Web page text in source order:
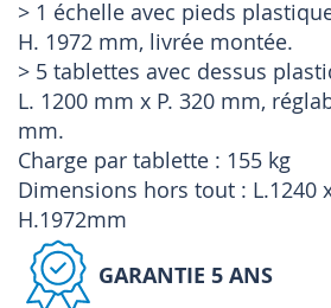
> 1 échelle avec pieds
H. 1972 mm, livrée montée.
> 5 tablettes avec dessus
L. 1200 mm x P. 320 mm,
mm.
Charge par tablette : 155 kg
Dimensions hors tout : L.1240
H.1972mm
GARANTIE 5 ANS